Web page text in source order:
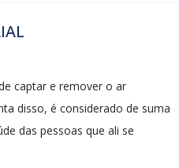
captar e remover o ar
disso, é considerado de suma
das pessoas que ali se